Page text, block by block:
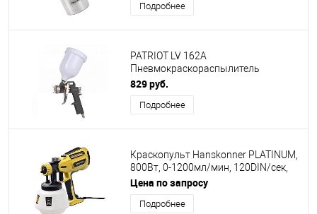
Подробнее
PATRIOT LV 162А
Пневмокраскораспылитель
быстросъем [830901005]
829 руб.
Подробнее
Краскопульт Hanskonner PLATINUM,
800Вт, 0-1200мл/мин, 120DIN/сек,
МАЛОШУМНЫЙ, шнур 6м [HSG9680]
Цена по запросу
Подробнее